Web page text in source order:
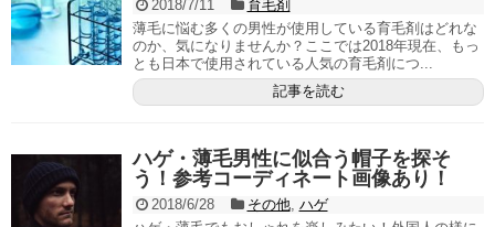
2018/7/11
育毛剤
薄毛に悩む多くの男性が使用している育毛剤はどれな
のか、気になりませんか？ここでは2018年現在、もっ
とも日本で使用されている人気の育毛剤につ...
記事を読む
ハゲ・薄毛男性に似合う帽子を探そ
う！参考コーディネート画像あり！
2018/6/28 その他, ハゲ